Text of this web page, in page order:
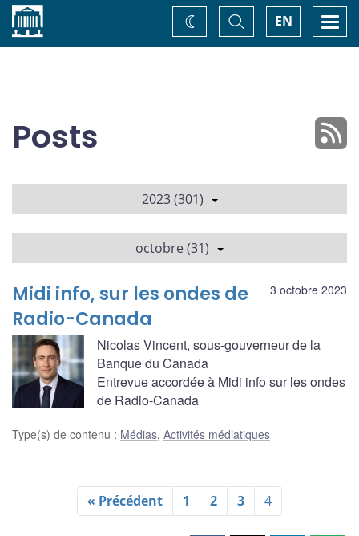
Accueil EN
Basculer
la
recherche
Changez
de
Posts
2023 (301)
octobre (31)
3 octobre 2023
Midi info, sur les ondes de
Radio-Canada
Nicolas Vincent, sous-gouverneur de la
Banque du Canada
Entrevue accordée à Midi info sur les ondes
de Radio-Canada
Type(s) de contenu : Médias, Activités médiatiques
« Précédent 1 2 3 4